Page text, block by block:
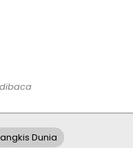
Dunia